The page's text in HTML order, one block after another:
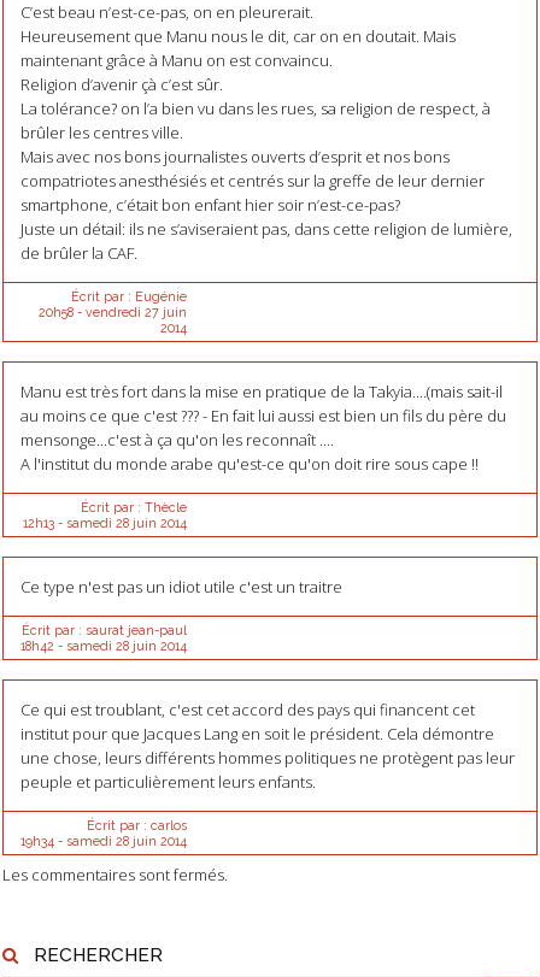
RECHERCHER
C’est beau n’est-ce-pas, on en pleurerait.
Heureusement que Manu nous le dit, car on en doutait. Mais
maintenant grâce à Manu on est convaincu.
Religion d’avenir çà c’est sûr.
La tolérance? on l’a bien vu dans les rues, sa religion de respect, à
brûler les centres ville.
Mais avec nos bons journalistes ouverts d’esprit et nos bons
compatriotes anesthésiés et centrés sur la greffe de leur dernier
smartphone, c’était bon enfant hier soir n’est-ce-pas?
Juste un détail: ils ne s’aviseraient pas, dans cette religion de lumière,
de brûler la CAF.
Écrit par : Eugénie
20h58- vendredi 27 juin
2014
Manu est très fort dans la mise en pratique de la Takyia....(mais sait-il
au moins ce que c'est ??? - En fait lui aussi est bien un fils du père du
mensonge...c'est à ça qu'on les reconnaît ....
A l'institut du monde arabe qu'est-ce qu'on doit rire sous cape !!
Écrit par : Thècle
12h13- samedi 28 juin 2014
Ce type n'est pas un idiot utile c'est un traitre
Écrit par : saurat jean-paul
18h42 - samedi 28 juin 2014
Ce qui est troublant, c'est cet accord des pays qui financent cet
institut pour que Jacques Lang en soit le président. Cela démontre
une chose, leurs différents hommes politiques ne protègent pas leur
peuple et particulièrement leurs enfants.
Écrit par : carlos
19h34 - samedi 28 juin 2014
Les commentaires sont fermés.